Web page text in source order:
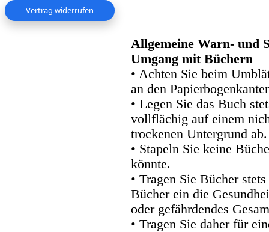
Vertrag widerrufen
Allgemeine Warn- und
Umgang mit Büchern
• Achten Sie beim
an den
• Legen Sie das Buch
vollflächig auf einem
trockenen Untergrund ab.
• Stapeln Sie keine
könnte.
• Tragen Sie Bücher
Bücher ein die
oder gefährdendes
• Tragen Sie daher für